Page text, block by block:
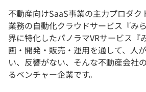
不動産向けSaaS事業の主力プロダク
業務の自動化クラウドサービス『み
界に特化したパノラマVRサービス『
画・開発・販売・運用を通して、人
い、反響がない、そんな不動産会社
るベンチャー企業です。